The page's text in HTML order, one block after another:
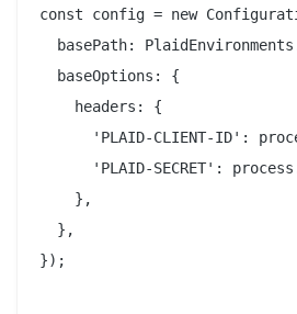
const config = new
basePath:
  baseOptions: {
    headers: {
'PLAID-CLIENT-ID':
'PLAID-SECRET':
    },
  },
});